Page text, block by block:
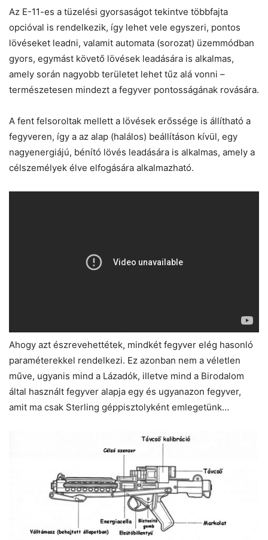
Az E-11-es a tüzelési gyorsaságot tekintve többfajta
opcióval is rendelkezik, így lehet vele egyszeri, pontos
lövéseket leadni, valamit automata (sorozat) üzemmódban
gyors, egymást követő lövések leadására is alkalmas,
amely során nagyobb területet lehet tűz alá vonni –
természetesen mindezt a fegyver pontosságának rovására.
A fent felsoroltak mellett a lövések erőssége is állítható a
fegyveren, így a az alap (halálos) beállításon kívül, egy
nagyenergiájú, bénító lövés leadására is alkalmas, amely a
célszemélyek élve elfogására alkalmazható.
Ahogy azt észrevehettétek, mindkét fegyver elég hasonló
paraméterekkel rendelkezi. Ez azonban nem a véletlen
műve, ugyanis mind a Lázadók, illetve mind a Birodalom
által használt fegyver alapja egy és ugyanazon fegyver,
amit ma csak Sterling géppisztolyként emlegetünk…